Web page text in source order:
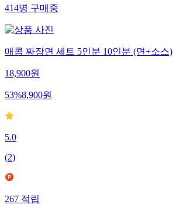
414명구매중
매콤 짜장면 세트 5인분 10인분 (면+소스)
18,900원
53%8,900원
5.0
(2)
267적립